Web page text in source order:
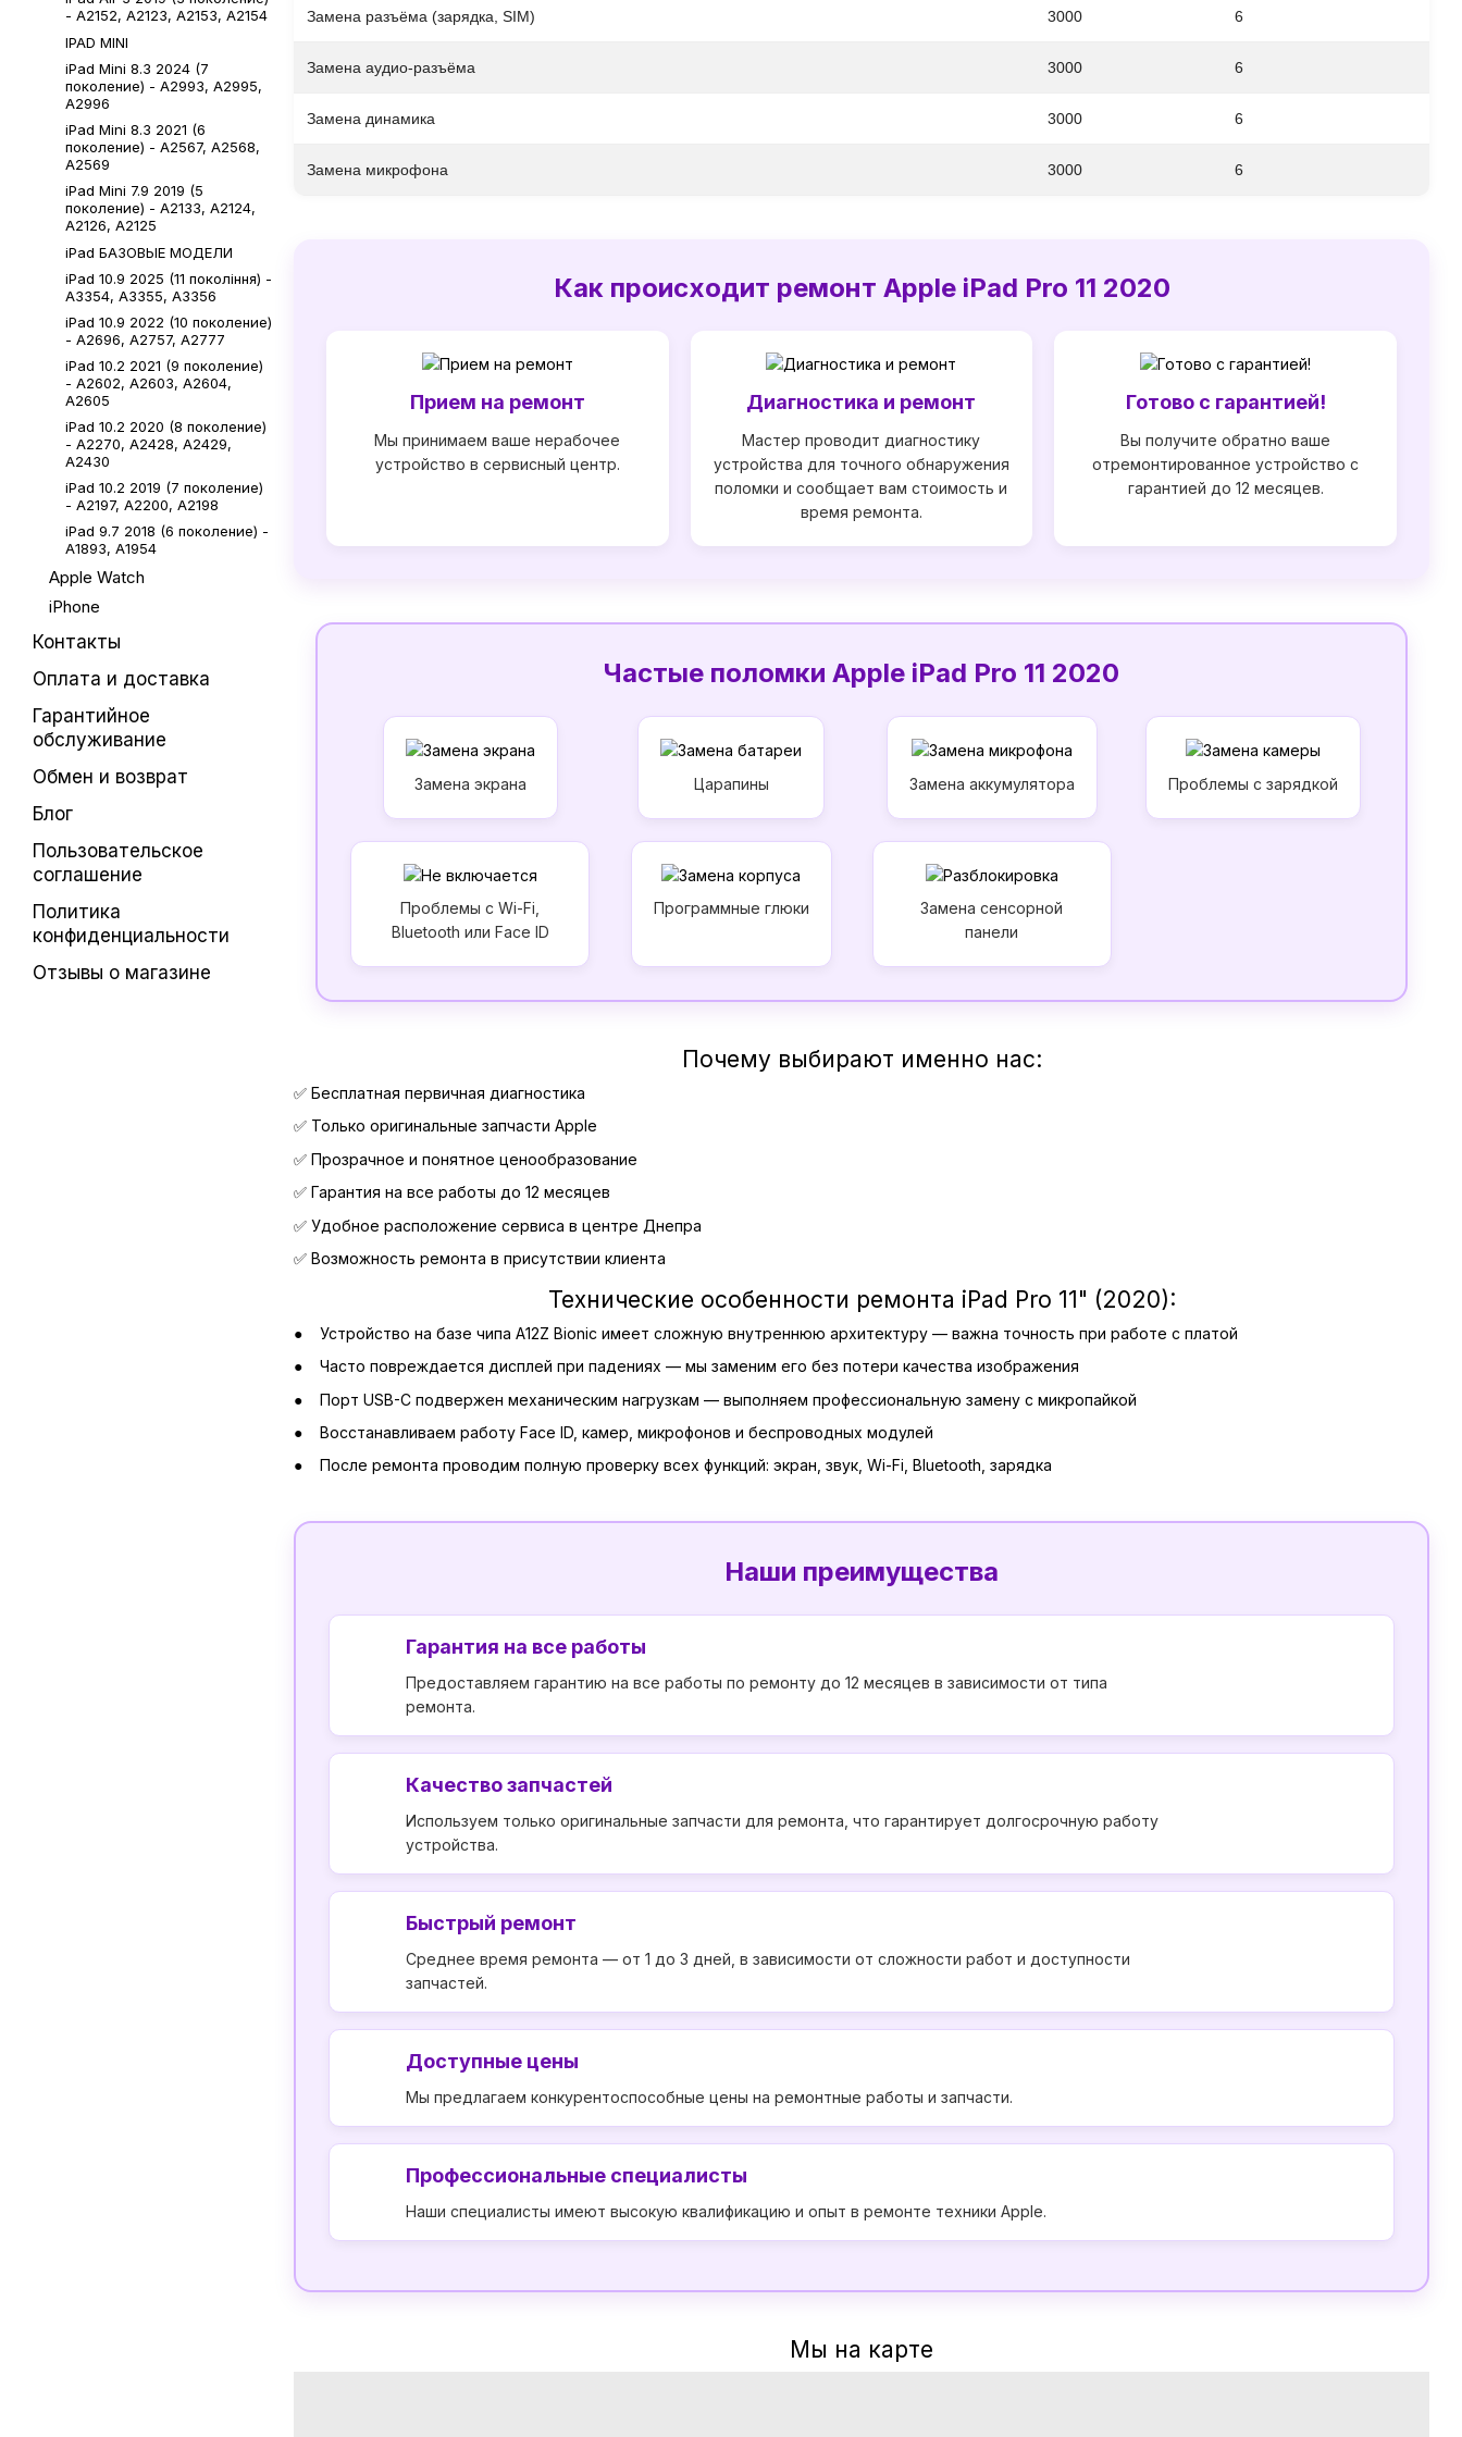
Замена разъёма (зарядка, SIM) 3000 6
Замена аудио-разъёма 3000 6
Замена динамика 3000 6
Замена микрофона 3000 6
Как происходит ремонт Apple iPad Pro 11 2020
Прием на ремонт
Мы принимаем ваше нерабочее
устройство в сервисный центр.
Диагностика и ремонт
Мастер проводит диагностику
устройства для точного обнаружения
поломки и сообщает вам стоимость и
время ремонта.
Готово с гарантией!
Вы получите обратно ваше
отремонтированное устройство с
гарантией до 12 месяцев.
Частые поломки Apple iPad Pro 11 2020
Замена экрана Царапины Замена аккумулятора Проблемы с зарядкой
Проблемы с Wi-Fi,
Bluetooth или Face ID
Программные глюки
Замена сенсорной
панели
Почему выбирают именно нас:
✅ Бесплатная первичная диагностика
✅ Только оригинальные запчасти Apple
✅ Прозрачное и понятное ценообразование
✅ Гарантия на все работы до 12 месяцев
✅ Удобное расположение сервиса в центре Днепра
✅ Возможность ремонта в присутствии клиента
Технические особенности ремонта iPad Pro 11" (2020):
Устройство на базе чипа A12Z Bionic имеет сложную внутреннюю архитектуру — важна точность при работе с платой
Часто повреждается дисплей при падениях — мы заменим его без потери качества изображения
Порт USB-C подвержен механическим нагрузкам — выполняем профессиональную замену с микропайкой
Восстанавливаем работу Face ID, камер, микрофонов и беспроводных модулей
После ремонта проводим полную проверку всех функций: экран, звук, Wi-Fi, Bluetooth, зарядка
Наши преимущества
Гарантия на все работы
Предоставляем гарантию на все работы по ремонту до 12 месяцев в зависимости от типа
ремонта.
Качество запчастей
Используем только оригинальные запчасти для ремонта, что гарантирует долгосрочную работу
устройства.
Быстрый ремонт
Среднее время ремонта — от 1 до 3 дней, в зависимости от сложности работ и доступности
запчастей.
Доступные цены
Мы предлагаем конкурентоспособные цены на ремонтные работы и запчасти.
Профессиональные специалисты
Наши специалисты имеют высокую квалификацию и опыт в ремонте техники Apple.
Мы на карте
- A2152, A2123, A2153, A2154
IPAD MINI
iPad Mini 8.3 2024 (7
поколение) - А2993, А2995,
А2996
iPad Mini 8.3 2021 (6
поколение) - А2567, А2568,
А2569
iPad Mini 7.9 2019 (5
поколение) - A2133, A2124,
A2126, A2125
iPad БАЗОВЫЕ МОДЕЛИ
iPad 10.9 2025 (11 покоління) -
A3354, A3355, A3356
iPad 10.9 2022 (10 поколение)
- A2696, A2757, A2777
iPad 10.2 2021 (9 поколение)
- A2602, A2603, A2604,
A2605
iPad 10.2 2020 (8 поколение)
- A2270, A2428, A2429,
A2430
iPad 10.2 2019 (7 поколение)
- A2197, A2200, A2198
iPad 9.7 2018 (6 поколение) -
A1893, A1954
Apple Watch
iPhone
Контакты
Оплата и доставка
Гарантийное
обслуживание
Обмен и возврат
Блог
Пользовательское
соглашение
Политика
конфиденциальности
Отзывы о магазине